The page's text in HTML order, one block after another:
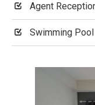
Agent
Swimming Pool